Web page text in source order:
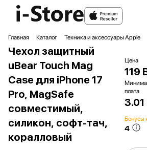
Главная Каталог Техника и аксессуары Apple
Чехол защитный
uBear Touch Mag
Case для iPhone 17
Pro, MagSafe
совместимый,
силикон, софт-тач,
коралловый
Цена
119
плата
3.01
Бонусы
4